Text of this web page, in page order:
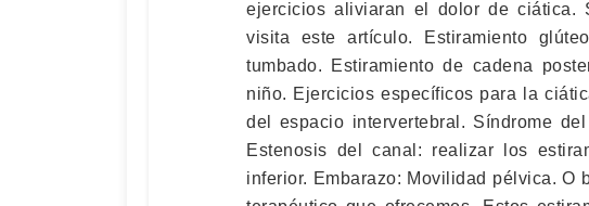
ejercicios aliviaran el dolor de ciática.
visita este artículo. Estiramiento
tumbado. Estiramiento de cadena
niño. Ejercicios específicos para la
del espacio intervertebral. Síndrome
Estenosis del canal: realizar los
inferior. Embarazo: Movilidad pélvica. O